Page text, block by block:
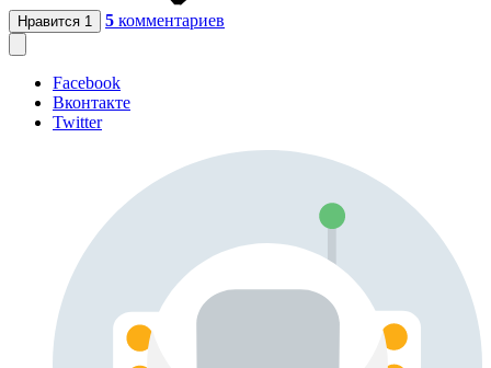
Нравится 1 5 комментариев
Facebook
Вконтакте
Twitter